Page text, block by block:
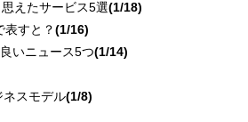
えたサービス5選(1/18)
すと？(1/16)
いニュース5つ(1/14)
スモデル(1/8)